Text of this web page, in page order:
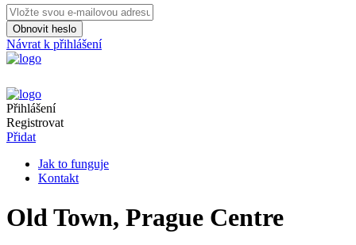
Obnovit heslo
Návrat k přihlášení
Přihlášení
Registrovat
Přidat
Jak to funguje
Kontakt
Old Town, Prague Centre